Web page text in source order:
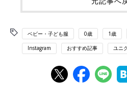
ベビー・子ども服 0歳 1歳
Instagram おすすめ記事 ユニ